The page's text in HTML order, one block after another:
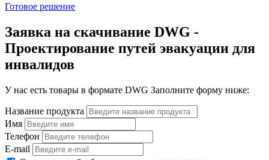
Готовое решение
Заявка на скачивание DWG -
Проектирование путей эвакуации для
инвалидов
У нас есть товары в формате DWG Заполните форму ниже:
Название продукта
Имя
Телефон
E-mail